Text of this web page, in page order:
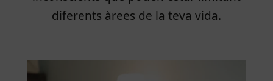
diferents àrees de la teva vida.